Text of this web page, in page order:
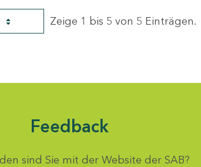
Zeige 1 bis 5 von 5 Einträgen.
Feedback
sind Sie mit der Website der SAB?